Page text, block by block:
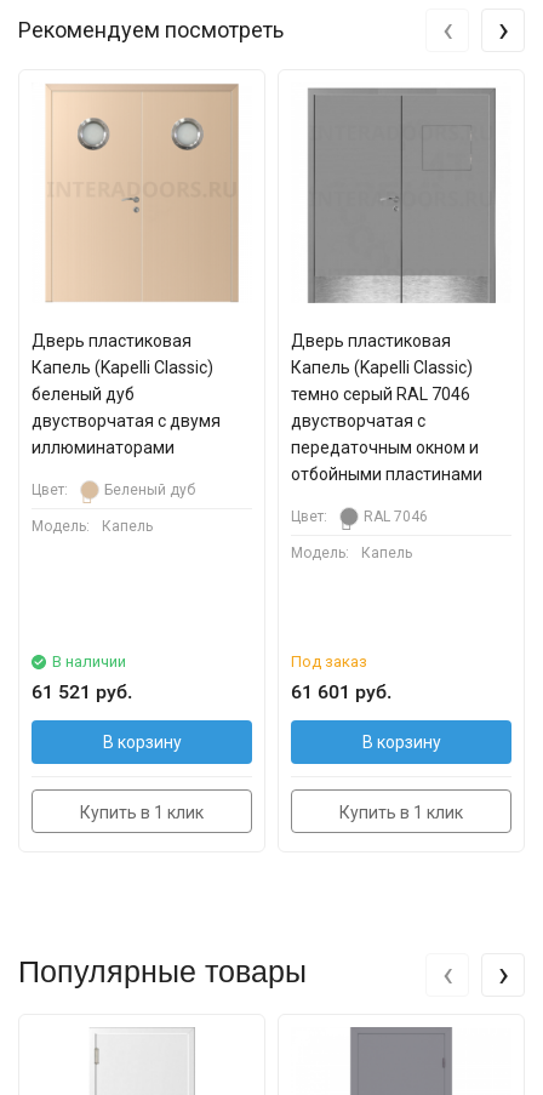
Рекомендуем посмотреть
Дверь пластиковая
Капель (Kapelli Classic)
беленый дуб
двустворчатая с двумя
иллюминаторами
Цвет: Беленый дуб
Модель: Капель
В наличии
61 521 руб.
В корзину
Купить в 1 клик
Дверь пластиковая
Капель (Kapelli Classic)
темно серый RAL 7046
двустворчатая с
передаточным окном и
отбойными пластинами
Цвет: RAL 7046
Модель: Капель
Под заказ
61 601 руб.
В корзину
Купить в 1 клик
‹ ›
Популярные товары ‹ ›